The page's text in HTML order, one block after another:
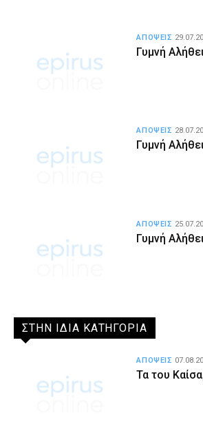
Γυμνή
ΑΠΟΨΕΙΣ
Γυμνή
ΑΠΟΨΕΙΣ
Γυμνή
ΑΠΟΨΕΙΣ
ΣΤΗΝ ΙΔΙΑ ΚΑΤΗΓΟΡΙΑ
Τα του
ΑΠΟΨΕΙΣ